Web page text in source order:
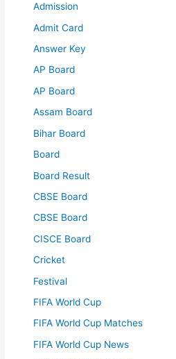
Admission
Admit Card
Answer Key
AP Board
AP Board
Assam Board
Bihar Board
Board
Board Result
CBSE Board
CBSE Board
CISCE Board
Cricket
Festival
FIFA World Cup
FIFA World Cup Matches
FIFA World Cup News